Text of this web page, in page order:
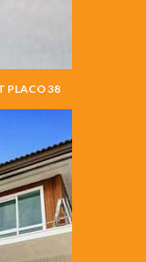
PLACO 38